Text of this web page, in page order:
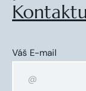
Váš E-mail